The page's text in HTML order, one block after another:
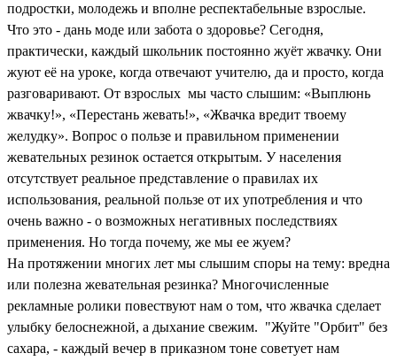
подростки, молодежь и вполне респектабельные взрослые.
Что это - дань моде или забота о здоровье? Сегодня,
практически, каждый школьник постоянно жуёт жвачку. Они
жуют её на уроке, когда отвечают учителю, да и просто, когда
разговаривают. От взрослых мы часто слышим: «Выплюнь
жвачку!», «Перестань жевать!», «Жвачка вредит твоему
желудку». Вопрос о пользе и правильном применении
жевательных резинок остается открытым. У населения
отсутствует реальное представление о правилах их
использования, реальной пользе от их употребления и что
очень важно - о возможных негативных последствиях
применения. Но тогда почему, же мы ее жуем?
На протяжении многих лет мы слышим споры на тему: вредна
или полезна жевательная резинка? Многочисленные
рекламные ролики повествуют нам о том, что жвачка сделает
улыбку белоснежной, а дыхание свежим. "Жуйте "Орбит" без
сахара, - каждый вечер в приказном тоне советует нам